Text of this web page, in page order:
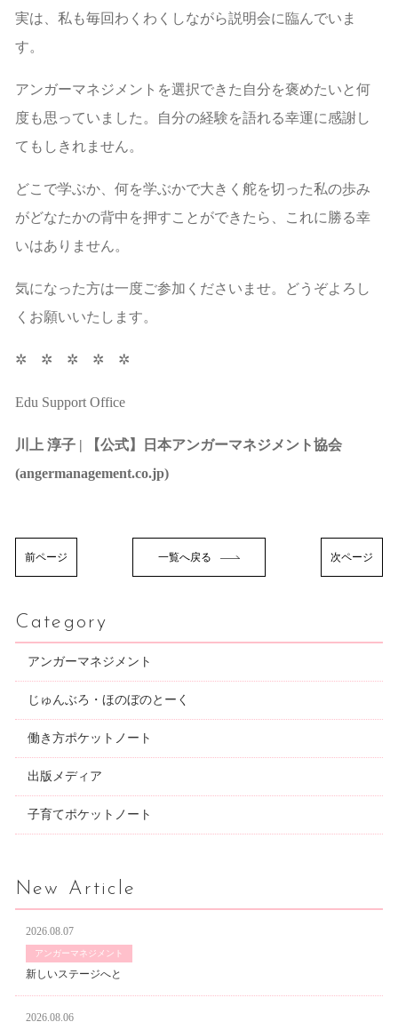
実は、私も毎回わくわくしながら説明会に臨んでいま
す。
アンガーマネジメントを選択できた自分を褒めたいと何
度も思っていました。自分の経験を語れる幸運に感謝し
てもしきれません。
どこで学ぶか、何を学ぶかで大きく舵を切った私の歩み
がどなたかの背中を押すことができたら、これに勝る幸
いはありません。
気になった方は一度ご参加くださいませ。どうぞよろし
くお願いいたします。
✲ ✲ ✲ ✲ ✲
Edu Support Office
川上 淳子 | 【公式】日本アンガーマネジメント協会
(angermanagement.co.jp)
前ページ 一覧へ戻る 次ページ
Category
アンガーマネジメント
じゅんぶろ・ほのぼのとーく
働き方ポケットノート
出版メディア
子育てポケットノート
New Article
2026.08.07
アンガーマネジメント
新しいステージへと
2026.08.06